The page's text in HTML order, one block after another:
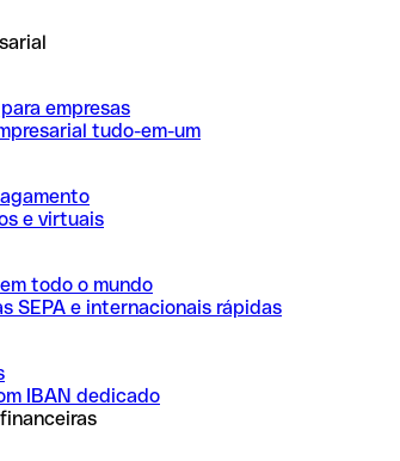
empresas
tudo-em-um
e virtuais
todo o mundo
SEPA e internacionais rápidas
IBAN dedicado